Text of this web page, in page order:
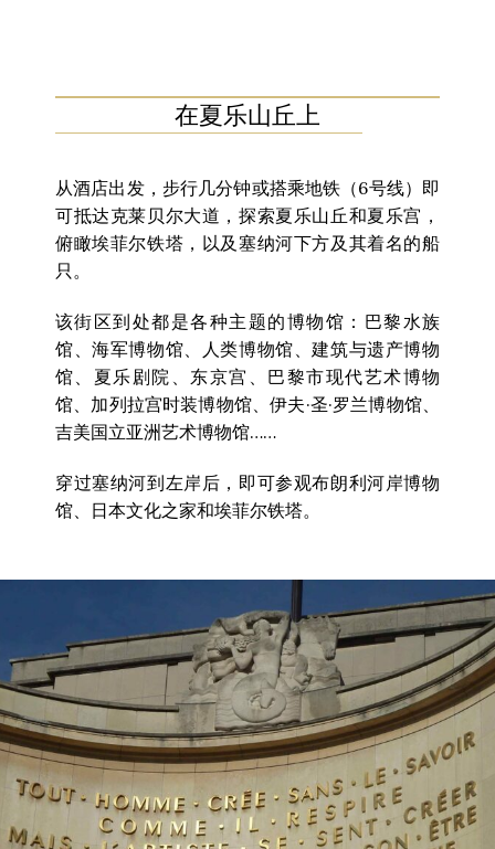
在夏乐山丘上
从酒店出发，步行几分钟或搭乘地铁（6号线）即
可抵达克莱贝尔大道，探索夏乐山丘和夏乐宫，
俯瞰埃菲尔铁塔，以及塞纳河下方及其着名的船
只。
该街区到处都是各种主题的博物馆：巴黎水族
馆、海军博物馆、人类博物馆、建筑与遗产博物
馆、夏乐剧院、东京宫、巴黎市现代艺术博物
馆、加列拉宫时装博物馆、伊夫·圣·罗兰博物馆、
吉美国立亚洲艺术博物馆……
穿过塞纳河到左岸后，即可参观布朗利河岸博物
馆、日本文化之家和埃菲尔铁塔。